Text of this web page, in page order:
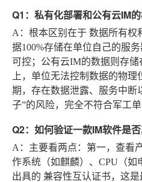
Q1：私有化部署和公有云IM
A ：根本区别在于 数据所有权
据100%存储在单位自己的服
可控；公有云IM的数据则存
上，单位无法控制数据的物
期，存在数据泄露、服务中断
子”的风险，完全不符合军工单
Q2：如何验证一款IM软件是
A ：主要看两点：第一，查看
作系统（如麒麟）、CPU（
出具的 兼容性互认证书，这